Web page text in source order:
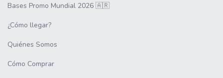
Bases Promo Mundial 2026 🇦🇷
¿Cómo llegar?
Quiénes Somos
Cómo Comprar